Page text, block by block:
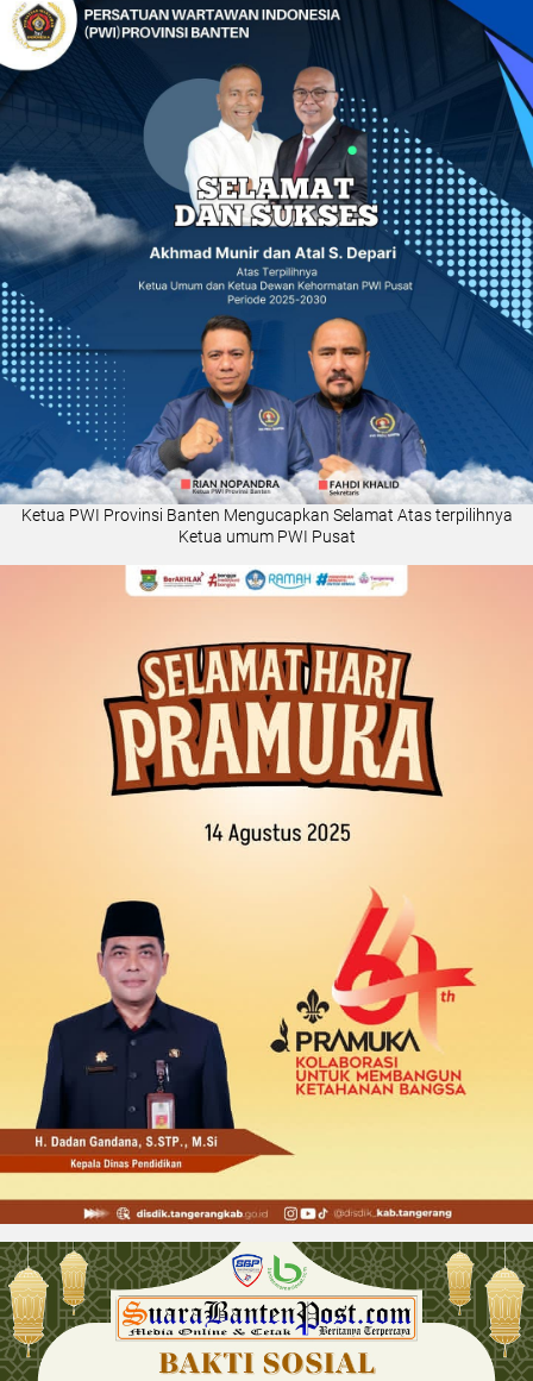
Ketua PWI Provinsi Banten Mengucapkan Selamat Atas terpilihnya
Ketua umum PWI Pusat